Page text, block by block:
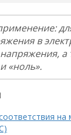
в
а
«ноль».